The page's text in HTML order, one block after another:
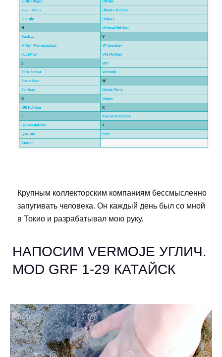
Крупным коллекторским компаниям бессмысленно
запугивать человека. Он каждый день был со мной
в Токио и разрабатывал мою руку.
НАПОСИМ VERMOJE УГЛИЧ.
MOD GRF 1-29 КАТАЙСК